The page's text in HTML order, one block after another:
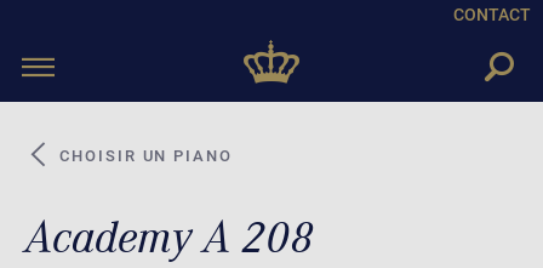
CONTACT
Toggle
CHOISIR UN PIANO
Academy A 208